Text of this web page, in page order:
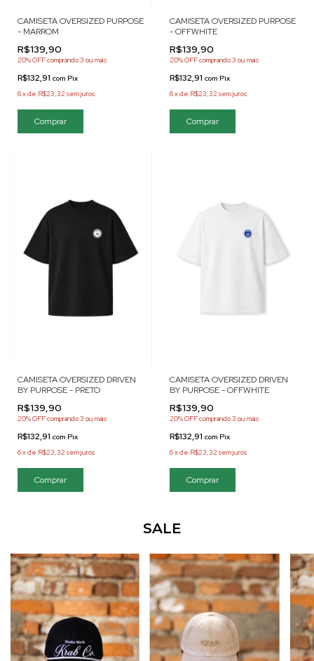
CAMISETA OVERSIZED PURPOSE
- MARROM
R$139,90
20% OFFcomprando 3 ou mais
R$132,91 com Pix
6xde R$23,32 sem juros
Comprar
CAMISETA OVERSIZED PURPOSE
- OFFWHITE
R$139,90
20% OFFcomprando 3 ou mais
R$132,91 com Pix
6xde R$23,32 sem juros
Comprar
CAMISETA OVERSIZED DRIVEN
BY PURPOSE - PRETO
R$139,90
20% OFFcomprando 3 ou mais
R$132,91 com Pix
6xde R$23,32 sem juros
Comprar
CAMISETA OVERSIZED DRIVEN
BY PURPOSE - OFFWHITE
R$139,90
20% OFFcomprando 3 ou mais
R$132,91 com Pix
6xde R$23,32 sem juros
Comprar
SALE